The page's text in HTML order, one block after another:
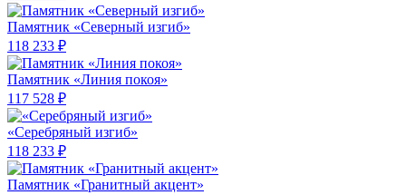
Памятник «Северный изгиб»
118 233 ₽
Памятник «Линия покоя»
117 528 ₽
«Серебряный изгиб»
118 233 ₽
Памятник «Гранитный акцент»